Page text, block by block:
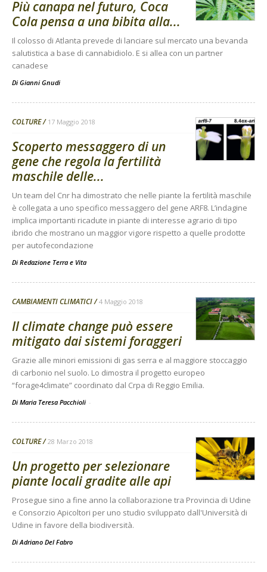
Più canapa nel futuro, Coca
Cola pensa a una bibita alla...
Il colosso di Atlanta prevede di lanciare sul mercato una bevanda
salutistica a base di cannabidiolo. E si allea con un partner
canadese
Di Gianni Gnudi
COLTURE 17 Maggio 2018
Scoperto messaggero di un
gene che regola la fertilità
maschile delle...
Un team del Cnr ha dimostrato che nelle piante la fertilità maschile
è collegata a uno specifico messaggero del gene ARF8. L’indagine
implica importanti ricadute in piante di interesse agrario di tipo
ibrido che mostrano un maggior vigore rispetto a quelle prodotte
per autofecondazione
Di Redazione Terra e Vita
CAMBIAMENTI CLIMATICI 4 Maggio 2018
Il climate change può essere
mitigato dai sistemi foraggeri
Grazie alle minori emissioni di gas serra e al maggiore stoccaggio
di carbonio nel suolo. Lo dimostra il progetto europeo
“forage4climate” coordinato dal Crpa di Reggio Emilia.
Di Maria Teresa Pacchioli -
COLTURE 28 Marzo 2018
Un progetto per selezionare
piante locali gradite alle api
Prosegue sino a fine anno la collaborazione tra Provincia di Udine
e Consorzio Apicoltori per uno studio sviluppato dall'Università di
Udine in favore della biodiversità.
DiAdriano Del Fabro